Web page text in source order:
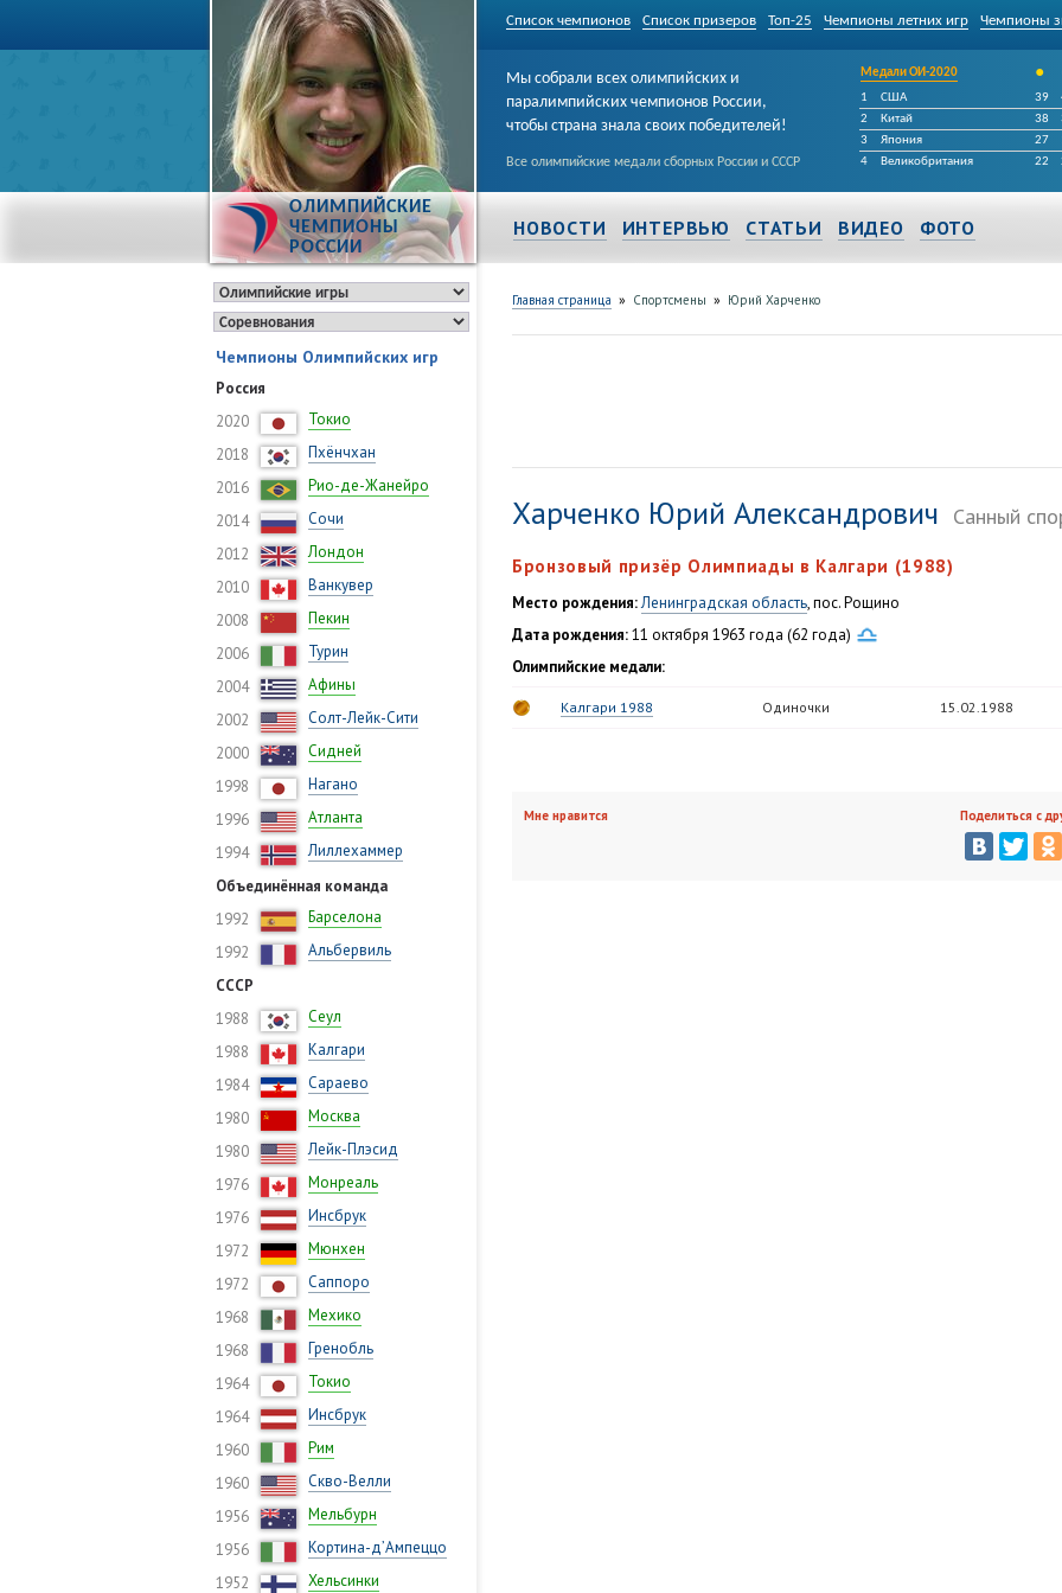
Список чемпионов Список призеров Топ-25 Чемпионы летних игр Чемпионы
ОЛИМПИЙСКИЕ
ЧЕМПИОНЫ
РОССИИ
Мы собрали всех олимпийских и
паралимпийских чемпионов России,
чтобы страна знала своих победителей!
Все олимпийские медали сборных России и СССР
Медали ОИ-2020 •
1
США 39
2
Китай 38
3
Япония 27
4
Великобритания 22
НОВОСТИ ИНТЕРВЬЮ СТАТЬИ ВИДЕО ФОТО
Чемпионы Олимпийских игр
Россия
2020
Токио
2018
Пхёнчхан
2016
Рио-де-Жанейро
2014
Сочи
2012
Лондон
2010
Ванкувер
2008
Пекин
2006
Турин
2004
Афины
2002
Солт-Лейк-Сити
2000
Сидней
1998
Нагано
1996
Атланта
1994
Лиллехаммер
Объединённая команда
1992
Барселона
1992
Альбервиль
СССР
1988
Сеул
1988
Калгари
1984
Сараево
1980
Москва
1980
Лейк-Плэсид
1976
Монреаль
1976
Инсбрук
1972
Мюнхен
1972
Саппоро
1968
Мехико
1968
Гренобль
1964
Токио
1964
Инсбрук
1960
Рим
1960
Скво-Велли
1956
Мельбурн
1956
Кортина-д’Ампеццо
1952
Хельсинки
Главная страница » Спортсмены » Юрий Харченко
Харченко Юрий Александрович Санный
Бронзовый призёр Олимпиады в Калгари (1988)
Место рождения:Ленинградская область, пос. Рощино
Дата рождения:11 октября 1963 года (62 года)
Олимпийские медали:
Калгари 1988 Одиночки 15.02.1988
Мне нравится Поделиться с